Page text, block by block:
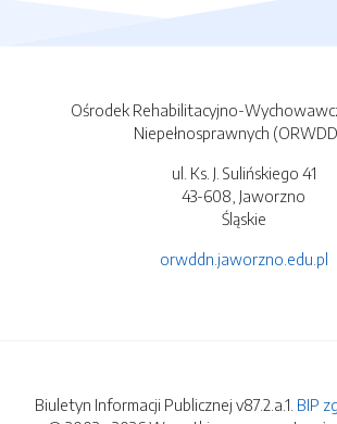
Ośrodek Rehabilitacyjno-
Niepełnosprawnych
ul. Ks. J. Sulińskiego 41
43-608, Jaworzno
Śląskie
orwddn.jaworzno.edu.pl
Biuletyn Informacji Publicznej v87.2.a.1. BIP